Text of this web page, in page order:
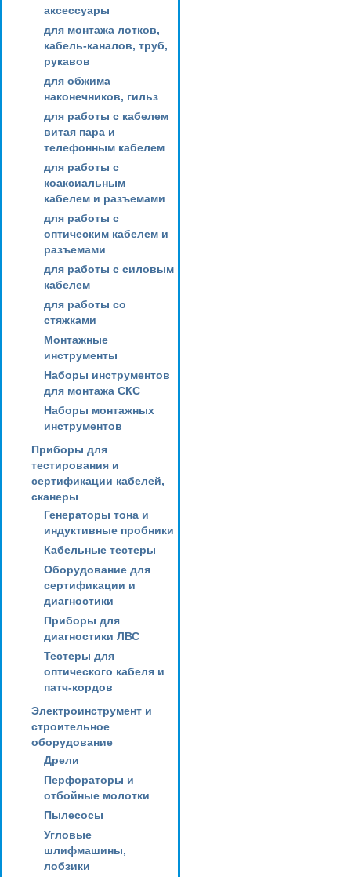
аксессуары
для монтажа лотков,
кабель-каналов, труб,
рукавов
для обжима
наконечников, гильз
для работы с кабелем
витая пара и
телефонным кабелем
для работы с
коаксиальным
кабелем и разъемами
для работы с
оптическим кабелем и
разъемами
для работы с силовым
кабелем
для работы со
стяжками
Монтажные
инструменты
Наборы инструментов
для монтажа СКС
Наборы монтажных
инструментов
Приборы для
тестирования и
сертификации кабелей,
сканеры
Генераторы тона и
индуктивные пробники
Кабельные тестеры
Оборудование для
сертификации и
диагностики
Приборы для
диагностики ЛВС
Тестеры для
оптического кабеля и
патч-кордов
Электроинструмент и
строительное
оборудование
Дрели
Перфораторы и
отбойные молотки
Пылесосы
Угловые
шлифмашины,
лобзики